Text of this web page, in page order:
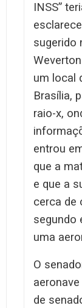
INSS”
sugerido
um local
Brasília,
raio-x,
entrou
que a
e que a
cerca de
segundo
uma
O
de